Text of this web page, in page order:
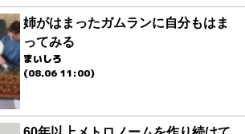
姉がはまったガムランに自分もはま
ってみる
まいしろ
(08.06 11:00)